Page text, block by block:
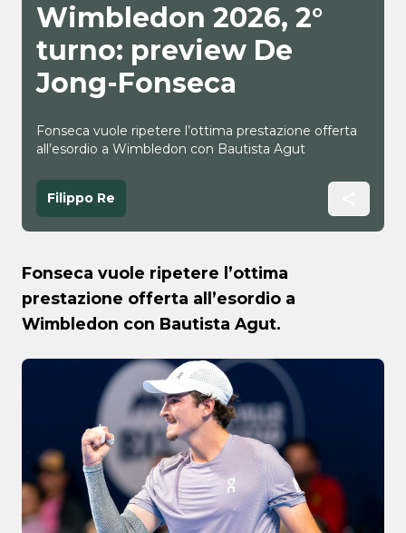
Wimbledon 2026, 2°
turno: preview De
Jong-Fonseca
Fonseca vuole ripetere l’ottima prestazione offerta
all’esordio a Wimbledon con Bautista Agut
Filippo Re
Fonseca vuole ripetere l’ottima
prestazione offerta all’esordio a
Wimbledon con Bautista Agut.